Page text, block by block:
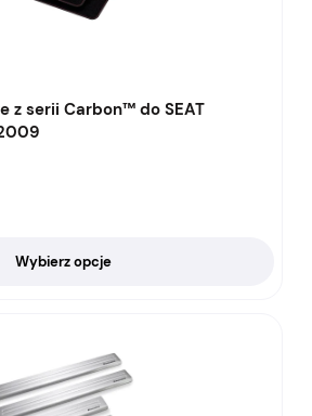
z serii Carbon™ do SEAT
Wybierz opcje